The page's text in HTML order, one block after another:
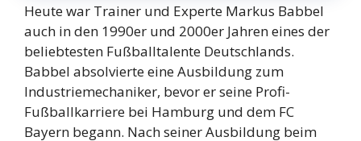
Heute war Trainer und Experte Markus Babbel
auch in den 1990er und 2000er Jahren eines der
beliebtesten Fußballtalente Deutschlands.
Babbel absolvierte eine Ausbildung zum
Industriemechaniker, bevor er seine Profi-
Fußballkarriere bei Hamburg und dem FC
Bayern begann. Nach seiner Ausbildung beim